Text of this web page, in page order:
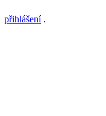
přihlášení.